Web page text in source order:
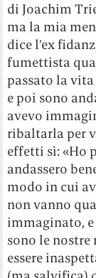
di Joachim
ma la mia
dice l’ex
fumettista
passato la vita
e poi sono
avevo
ribaltarla per
effetti sì: «Ho
andassero
modo in cui
non vanno
immaginato,
sono le nostre
essere